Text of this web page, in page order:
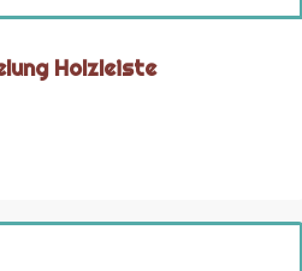
Holzleiste